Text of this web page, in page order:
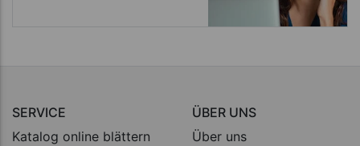
SERVICE
Katalog online blättern
ÜBER UNS
Über uns